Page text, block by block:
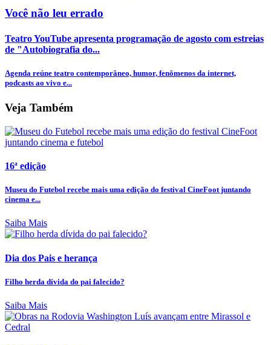
Você não leu errado
Teatro YouTube apresenta programação de agosto com estreias
de "Autobiografia do...
Agenda reúne teatro contemporâneo, humor, fenômenos da internet,
podcasts ao vivo e...
Veja Também
16ª edição
Museu do Futebol recebe mais uma edição do festival CineFoot juntando
cinema e...
Saiba Mais
Dia dos Pais e herança
Filho herda dívida do pai falecido?
Saiba Mais